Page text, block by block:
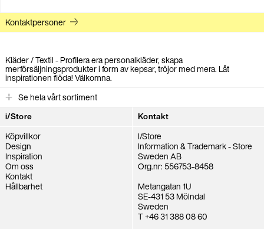
Kontaktpersoner
Kläder / Textil - Profilera era personalkläder, skapa
merförsäljningsprodukter i form av kepsar, tröjor med mera. Låt
inspirationen flöda! Välkomna.
Se hela vårt sortiment
i/Store
Köpvillkor
Design
Inspiration
Om oss
Kontakt
Hållbarhet
Kontakt
I/Store
Information & Trademark - Store
Sweden AB
Org.nr: 556753-8458
Metangatan 1U
SE-431 53 Mölndal
Sweden
T +46 31 388 08 60